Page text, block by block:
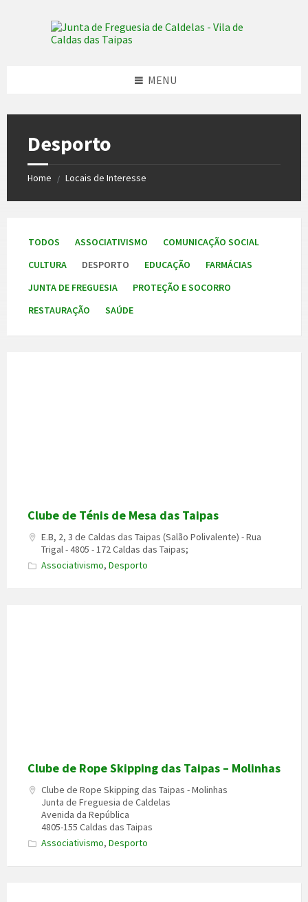
MENU
Desporto
Home / Locais de Interesse
TODOS ASSOCIATIVISMO
COMUNICAÇÃO SOCIAL
CULTURA
DESPORTO EDUCAÇÃO
FARMÁCIAS
JUNTA DE FREGUESIA
PROTEÇÃO E SOCORRO
RESTAURAÇÃO
SAÚDE
Clube de Ténis de Mesa das Taipas
E.B, 2, 3 de Caldas das Taipas (Salão Polivalente) - Rua
Trigal - 4805 - 172 Caldas das Taipas;
Associativismo, Desporto
Clube de Rope Skipping das Taipas – Molinhas
Clube de Rope Skipping das Taipas - Molinhas
Junta de Freguesia de Caldelas
Avenida da República
4805-155 Caldas das Taipas
Associativismo, Desporto